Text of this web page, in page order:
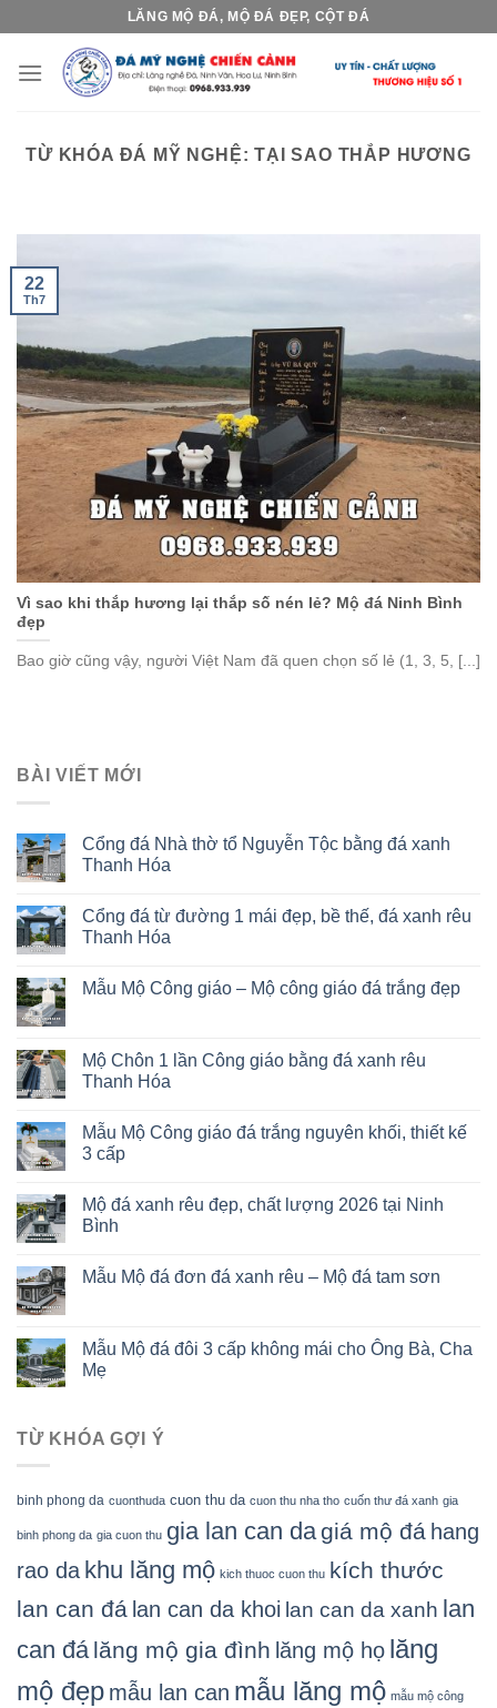
content
LĂNG MỘ ĐÁ, MỘ ĐÁ ĐẸP, CỘT ĐÁ
TỪ KHÓA ĐÁ MỸ NGHỆ:TẠI SAO THẮP HƯƠNG
Vì sao khi thắp hương lại thắp số nén lẻ? Mộ đá Ninh Bình
đẹp
Bao giờ cũng vậy, người Việt Nam đã quen chọn số lẻ (1, 3, 5, [...]
22
Th7
BÀI VIẾT MỚI
Cổng đá Nhà thờ tổ Nguyễn Tộc bằng đá xanh
Thanh Hóa
Cổng đá từ đường 1 mái đẹp, bề thế, đá xanh rêu
Thanh Hóa
Mẫu Mộ Công giáo – Mộ công giáo đá trắng đẹp
Mộ Chôn 1 lần Công giáo bằng đá xanh rêu
Thanh Hóa
Mẫu Mộ Công giáo đá trắng nguyên khối, thiết kế
3 cấp
Mộ đá xanh rêu đẹp, chất lượng 2026 tại Ninh
Bình
Mẫu Mộ đá đơn đá xanh rêu – Mộ đá tam sơn
Mẫu Mộ đá đôi 3 cấp không mái cho Ông Bà, Cha
Mẹ
TỪ KHÓA GỢI Ý
binh phong da cuonthuda cuon thu da cuon thu nha tho cuốn thư đá xanh gia
binh phong da gia cuon thu gia lan can dagiá mộ đá hang
rao da khu lăng mộ kich thuoc cuon thu kích thước
lan can đá lan can da khoi lan can da xanh lan
can đá lăng mộ gia đình lăng mộ họ lăng
mộ đẹp mẫu lan can mẫu lăng mộ mẫu mộ công